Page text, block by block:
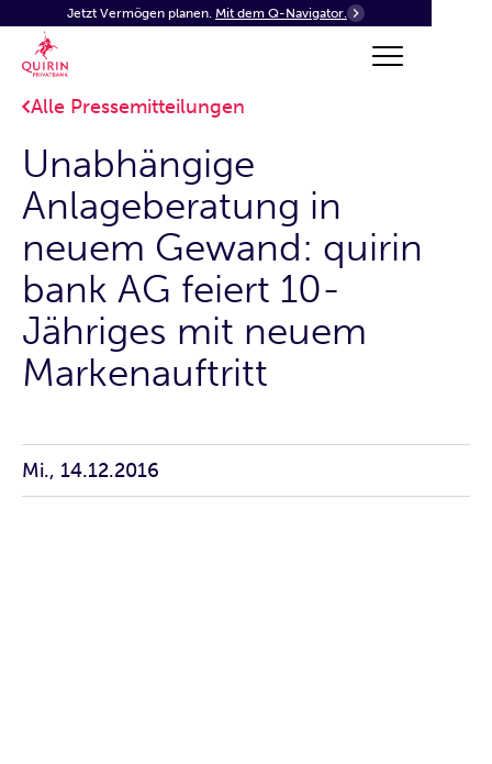
Jetzt Vermögen planen. Mit dem Q-Navigator.
Alle Pressemitteilungen
Unabhängige
Anlageberatung in
neuem Gewand: quirin
bank AG feiert 10-
Jähriges mit neuem
Markenauftritt
Mi., 14.12.2016